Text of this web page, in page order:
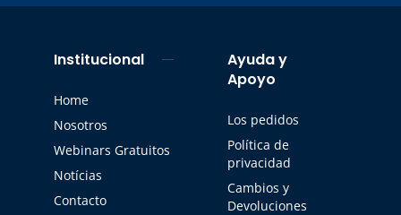
Institucional
Home
Nosotros
Webinars Gratuitos
Notícias
Contacto
Ayuda y
Apoyo
Los pedidos
Política de
privacidad
Cambios y
Devoluciones